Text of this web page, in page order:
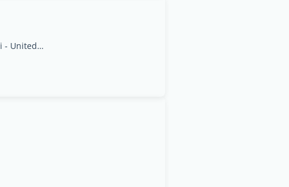
812, ETA Star, Al Manara Tower - Marasi Dr - Business Bay - Dubai - United Arab Emirates